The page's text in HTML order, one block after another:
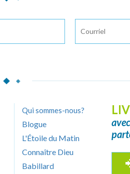
Qui sommes-nous?
Blogue
L'Étoile du Matin
Connaître Dieu
Babillard